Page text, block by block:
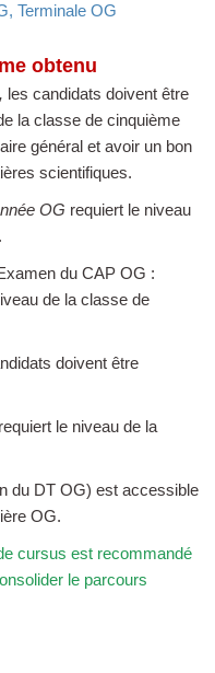
Terminale OG
obtenu
les candidats doivent être
la classe de cinquième
général et avoir un bon
scientifiques.
OG requiert le niveau
du CAP OG :
de la classe de
doivent être
requiert le niveau de la
du DT OG) est accessible
OG.
cursus est recommandé
le parcours